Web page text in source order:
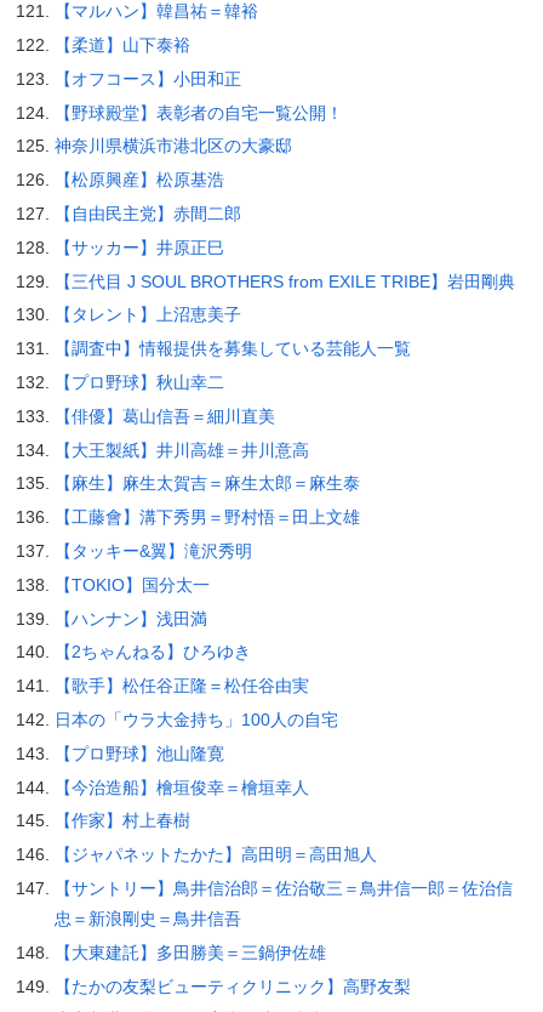
【マルハン】韓昌祐＝韓裕
【柔道】山下泰裕
【オフコース】小田和正
【野球殿堂】表彰者の自宅一覧公開！
神奈川県横浜市港北区の大豪邸
【松原興産】松原基浩
【自由民主党】赤間二郎
【サッカー】井原正巳
【三代目 J SOUL BROTHERS from EXILE TRIBE】岩田剛典
【タレント】上沼恵美子
【調査中】情報提供を募集している芸能人一覧
【プロ野球】秋山幸二
【俳優】葛山信吾＝細川直美
【大王製紙】井川高雄＝井川意高
【麻生】麻生太賀吉＝麻生太郎＝麻生泰
【工藤會】溝下秀男＝野村悟＝田上文雄
【タッキー&翼】滝沢秀明
【TOKIO】国分太一
【ハンナン】浅田満
【2ちゃんねる】ひろゆき
【歌手】松任谷正隆＝松任谷由実
日本の「ウラ大金持ち」100人の自宅
【プロ野球】池山隆寛
【今治造船】檜垣俊幸＝檜垣幸人
【作家】村上春樹
【ジャパネットたかた】高田明＝高田旭人
【サントリー】鳥井信治郎＝佐治敬三＝鳥井信一郎＝佐治信
忠＝新浪剛史＝鳥井信吾
【大東建託】多田勝美＝三鍋伊佐雄
【たかの友梨ビューティクリニック】高野友梨